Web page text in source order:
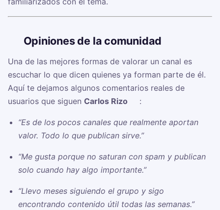
Opiniones de la comunidad
Una de las mejores formas de valorar un canal es
escuchar lo que dicen quienes ya forman parte de él.
Aquí te dejamos algunos comentarios reales de
usuarios que siguen Carlos Rizo ✍ :
“Es de los pocos canales que realmente aportan
valor. Todo lo que publican sirve.”
“Me gusta porque no saturan con spam y publican
solo cuando hay algo importante.”
“Llevo meses siguiendo el grupo y sigo
encontrando contenido útil todas las semanas.”